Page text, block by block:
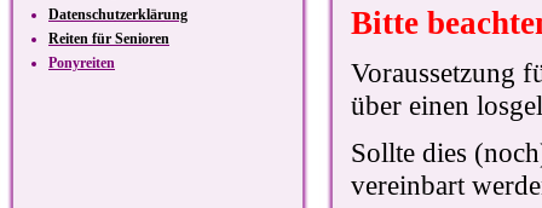
Datenschutzerklärung
Reiten für Senioren
Ponyreiten
Bitte
Voraussetzung
über einen
Sollte dies
vereinbart